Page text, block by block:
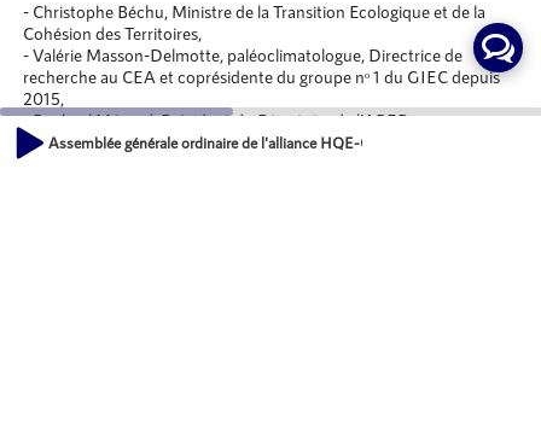
- Christophe Béchu, Ministre de la Transition Ecologique et de la
Cohésion des Territoires,
- Valérie Masson-Delmotte, paléoclimatologue, Directrice de
recherche au CEA et coprésidente du groupe nᵒ 1 du GIEC depuis
2015,
- Raphaël Ménard, Président du Directoire de l’AREP,
- Fanny Lacroix, Vice-Présidente de l’AMRF
- Stella Gass, Directrice de la Fédération des Scot.
Assemblée générale ordinaire de l'alliance HQE-GBC - Christophe